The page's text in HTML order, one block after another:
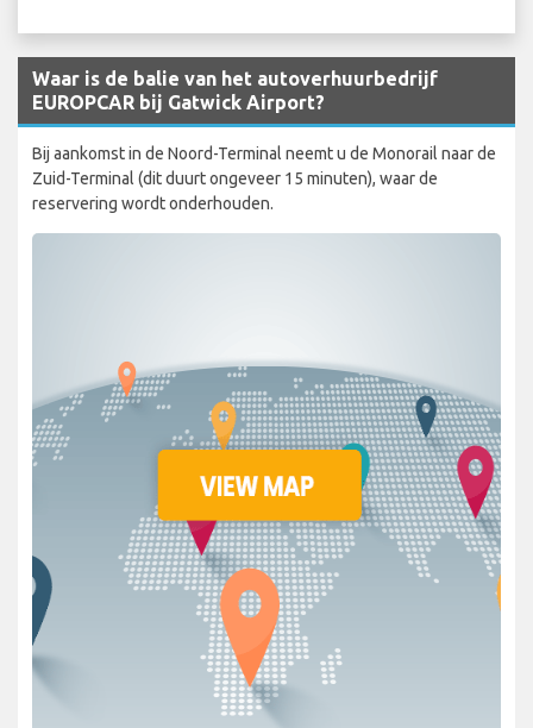
Waar is de balie van het autoverhuurbedrijf
EUROPCAR bij Gatwick Airport?
Bij aankomst in de Noord-Terminal neemt u de Monorail naar de
Zuid-Terminal (dit duurt ongeveer 15 minuten), waar de
reservering wordt onderhouden.